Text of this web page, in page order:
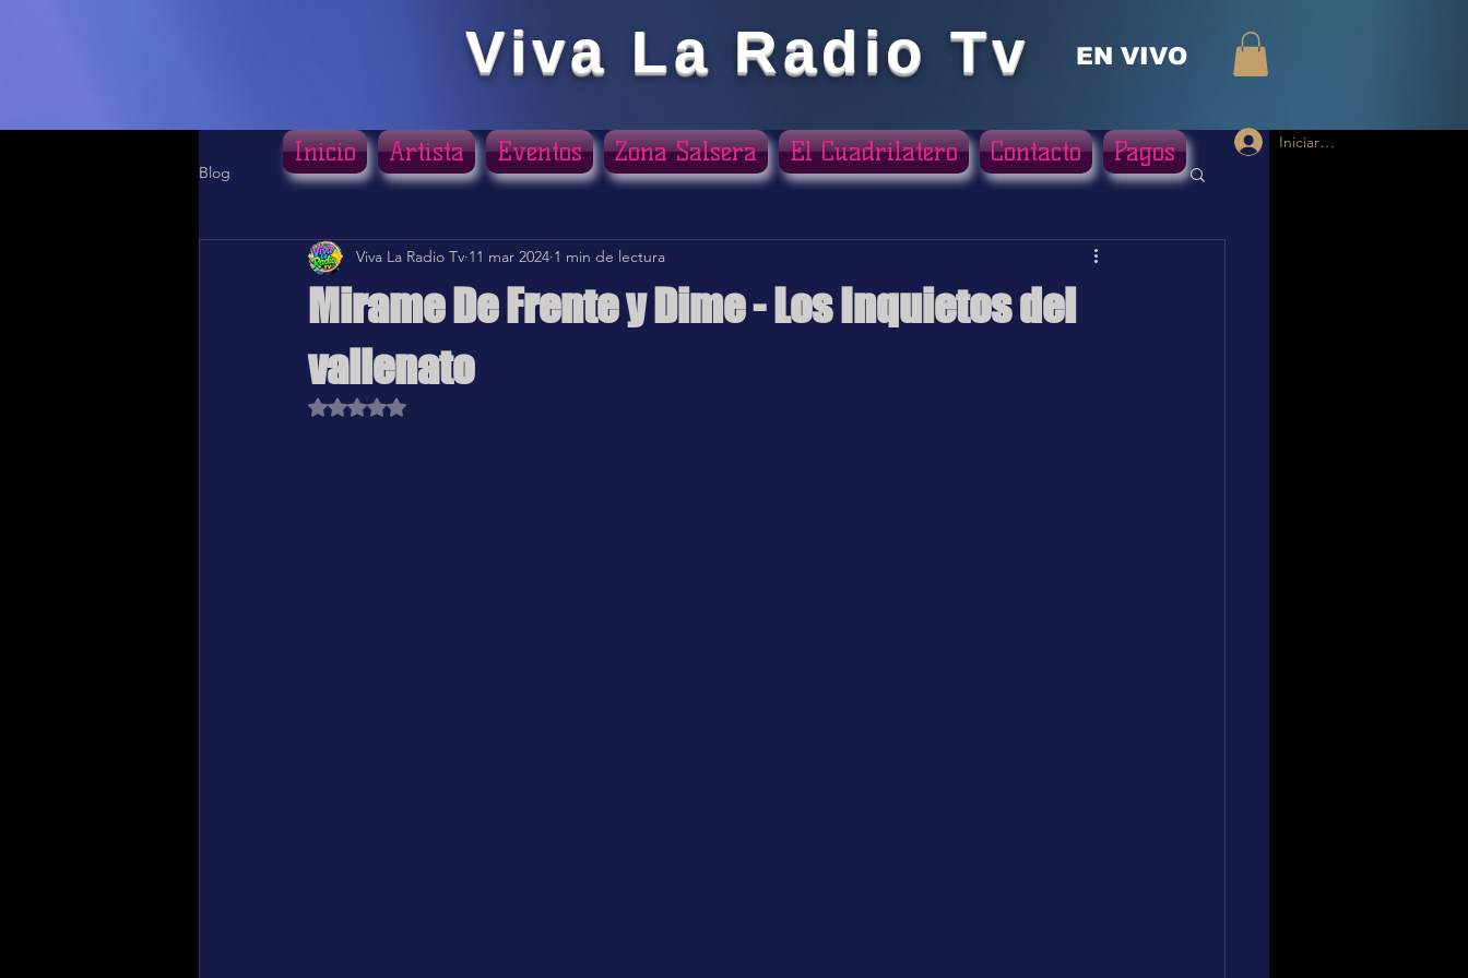
Viva La Radio Tv EN VIVO
Iniciar sesión
Blog
Mirame De Frente y Dime - Los Inquietos del
vallenato
Viva La Radio Tv 11 mar 2024 1 min de lectura
Obtuvo NaN de 5 estrellas.
Inicio Artista Eventos Zona Salsera El Cuadrilatero Contacto Pagos